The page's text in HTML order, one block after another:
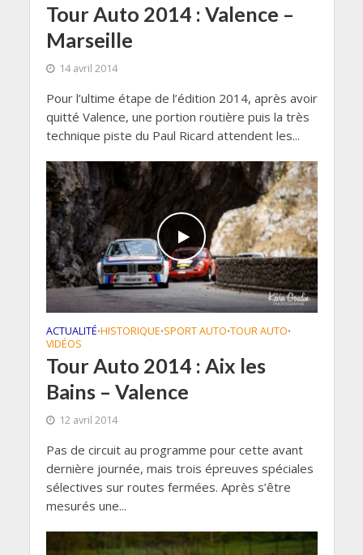
Tour Auto 2014 : Valence –
Marseille
14 avril 2014
Pour l’ultime étape de l’édition 2014, après avoir
quitté Valence, une portion routière puis la très
technique piste du Paul Ricard attendent les...
ACTUALITÉ•HISTORIQUE•SPORT AUTO•TOUR AUTO•
VIDÉOS
Tour Auto 2014 : Aix les
Bains – Valence
12 avril 2014
Pas de circuit au programme pour cette avant
dernière journée, mais trois épreuves spéciales
sélectives sur routes fermées. Après s’être
mesurés une...